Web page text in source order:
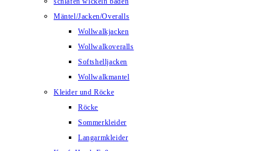
Mäntel/Jacken/Overalls
Wollwalkjacken
Wollwalkoveralls
Softshelljacken
Wollwalkmantel
Kleider und Röcke
Röcke
Sommerkleider
Langarmkleider